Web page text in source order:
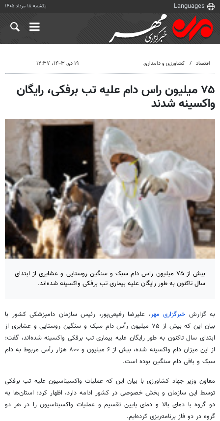
یکشنبه ۱۸ مرداد ۱۴۰۵
اقتصاد کشاورزی و دامداری ۱۹ دی ۱۴۰۳، ۱۲:۳۷
۷۵ میلیون راس دام علیه تب برفکی، رایگان
واکسینه شدند
بیش از ۷۵ میلیون راس دام سبک و سنگین روستایی و عشایری از ابتدای
سال تاکنون به طور رایگان علیه بیماری تب برفکی واکسینه شده‌اند.
به گزارش خبرگزاری مهر، علیرضا رفیعی‌پور، رئیس سازمان دامپزشکی کشور با
بیان این که بیش از ۷۵ میلیون رأس دام سبک و سنگین روستایی و عشایری از
ابتدای سال تاکنون به طور رایگان علیه بیماری تب برفکی واکسینه شده‌اند، گفت:
از این میزان دام واکسینه شده، بیش از ۶ میلیون و ۸۰۰ هزار رأس مربوط به دام
سبک و باقی دام سنگین بوده است.
معاون وزیر جهاد کشاورزی با بیان این که عملیات واکسیناسیون علیه تب برفکی
توسط این سازمان و بخش خصوصی در کشور ادامه دارد، اظهار کرد: استان‌ها به
دو گروه با دمای بالا و دمای پایین تقسیم و عملیات واکسیناسیون را در هر دو
گروه در دو فاز برنامه‌ریزی کرده‌ایم.